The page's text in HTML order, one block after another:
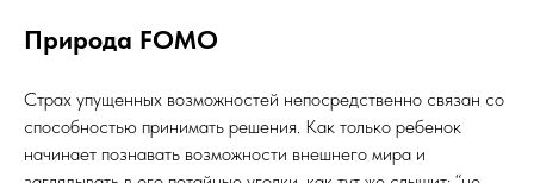
Природа FOMO
Страх упущенных возможностей непосредственно связан со
способностью принимать решения. Как только ребенок
начинает познавать возможности внешнего мира и